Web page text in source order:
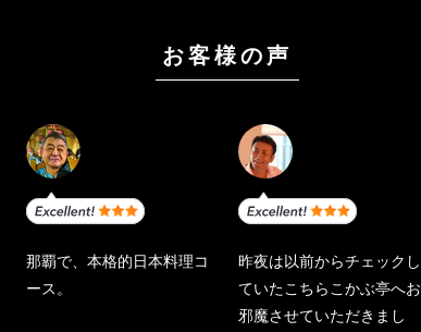
お客様の声
那覇で、本格的日本料理コ
ース。
昨夜は以前からチェックし
ていたこちらこかぶ亭へお
邪魔させていただきまし